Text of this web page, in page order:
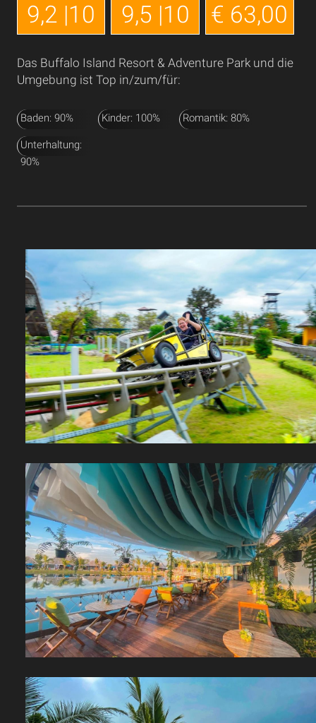
9,2 |10 9,5 |10 € 63,00
Das Buffalo Island Resort & Adventure Park und die
Umgebung ist Top in/zum/für:
Baden: 90% Kinder: 100% Romantik: 80%
Unterhaltung:
90%